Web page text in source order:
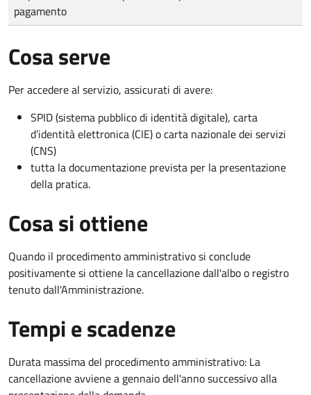
pagamento
Cosa serve
Per accedere al servizio, assicurati di avere:
SPID (sistema pubblico di identità digitale), carta
d’identità elettronica (CIE) o carta nazionale dei servizi
(CNS)
tutta la documentazione prevista per la presentazione
della pratica.
Cosa si ottiene
Quando il procedimento amministrativo si conclude
positivamente si ottiene la cancellazione dall'albo o registro
tenuto dall'Amministrazione.
Tempi e scadenze
Durata massima del procedimento amministrativo: La
cancellazione avviene a gennaio dell'anno successivo alla